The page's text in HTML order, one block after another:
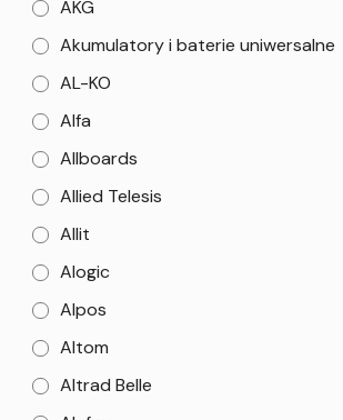
AKG
Akumulatory i baterie uniwersalne
AL-KO
Alfa
Allboards
Allied Telesis
Allit
Alogic
Alpos
Altom
Altrad Belle